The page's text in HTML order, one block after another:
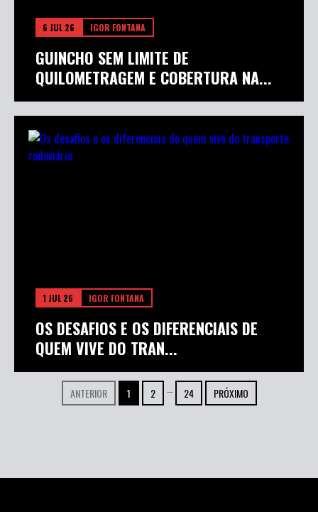
6 JUL 26 IGOR FONTANA
GUINCHO SEM LIMITE DE
QUILOMETRAGEM E COBERTURA NA...
1 JUL 26 IGOR FONTANA
OS DESAFIOS E OS DIFERENCIAIS DE
QUEM VIVE DO TRAN...
ANTERIOR 1 2 24 PRÓXIMO